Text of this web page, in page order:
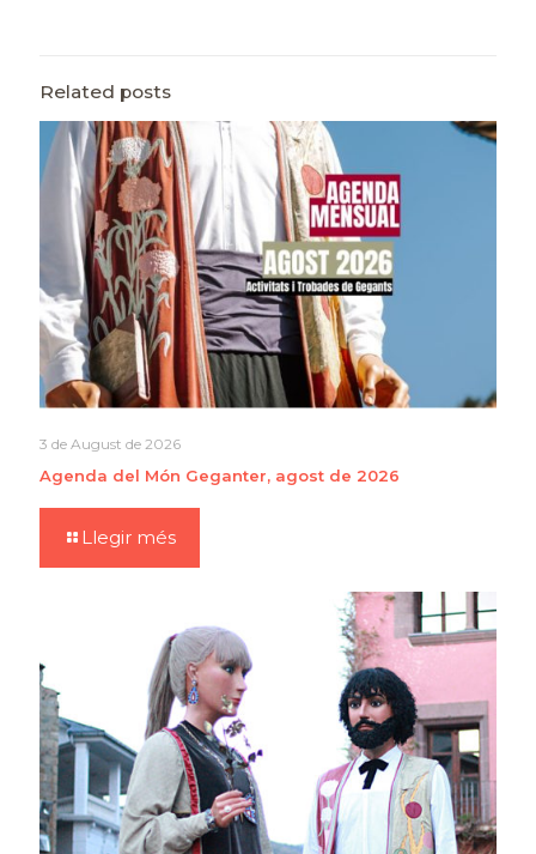
Related posts
3 de August de 2026
Agenda del Món Geganter, agost de 2026
Llegir més